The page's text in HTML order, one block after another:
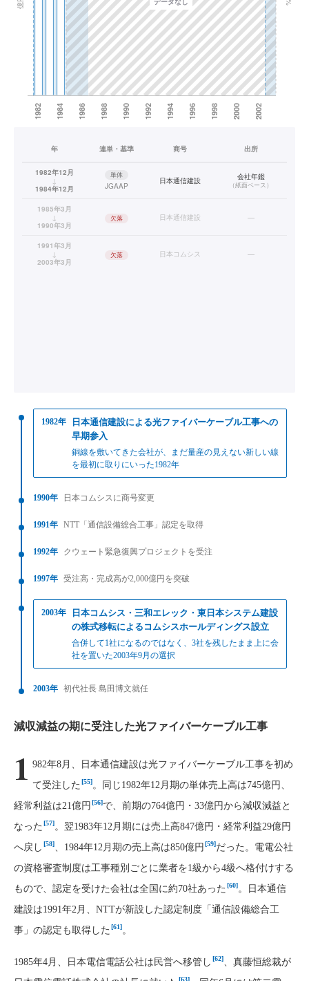
年 連単・基準 商号 出所
1982年12月
↓
1984年12月
単体
JGAAP
日本通信建設 会社年鑑
（紙面ベース）
1985年3月
↓
1990年3月
欠落 日本通信建設 —
1991年3月
↓
2003年3月
欠落 日本コムシス —
1982年
日本通信建設による光ファイバーケーブル工事への
早期参入
銅線を敷いてきた会社が、まだ量産の見えない新しい線
を最初に取りにいった1982年
1990年 日本コムシスに商号変更
1991年 NTT「通信設備総合工事」認定を取得
1992年 クウェート緊急復興プロジェクトを受注
1997年 受注高・完成高が2,000億円を突破
2003年
日本コムシス・三和エレック・東日本システム建設
の株式移転によるコムシスホールディングス設立
合併して1社になるのではなく、3社を残したまま上に会
社を置いた2003年9月の選択
2003年 初代社長 島田博文就任
減収減益の期に受注した光ファイバーケーブル工事
1 982年8月、日本通信建設は光ファイバーケーブル工事を初め
て受注した [55]。同じ1982年12月期の単体売上高は745億円、
経常利益は21億円 [56]で、前期の764億円・33億円から減収減益と
なった [57]。翌1983年12月期には売上高847億円・経常利益29億円
へ戻し [58]、1984年12月期の売上高は850億円 [59]だった。電電公社
の資格審査制度は工事種別ごとに業者を1級から4級へ格付けする
もので、認定を受けた会社は全国に約70社あった [60]。日本通信
建設は1991年2月、NTTが新設した認定制度「通信設備総合工
事」の認定も取得した [61]。
1985年4月、日本電信電話公社は民営へ移管し [62]、真藤恒総裁が